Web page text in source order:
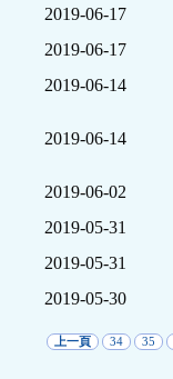
2019-06-17
2019-06-17
2019-06-14
2019-06-14
2019-06-02
2019-05-31
2019-05-31
2019-05-30
上一頁 34 35